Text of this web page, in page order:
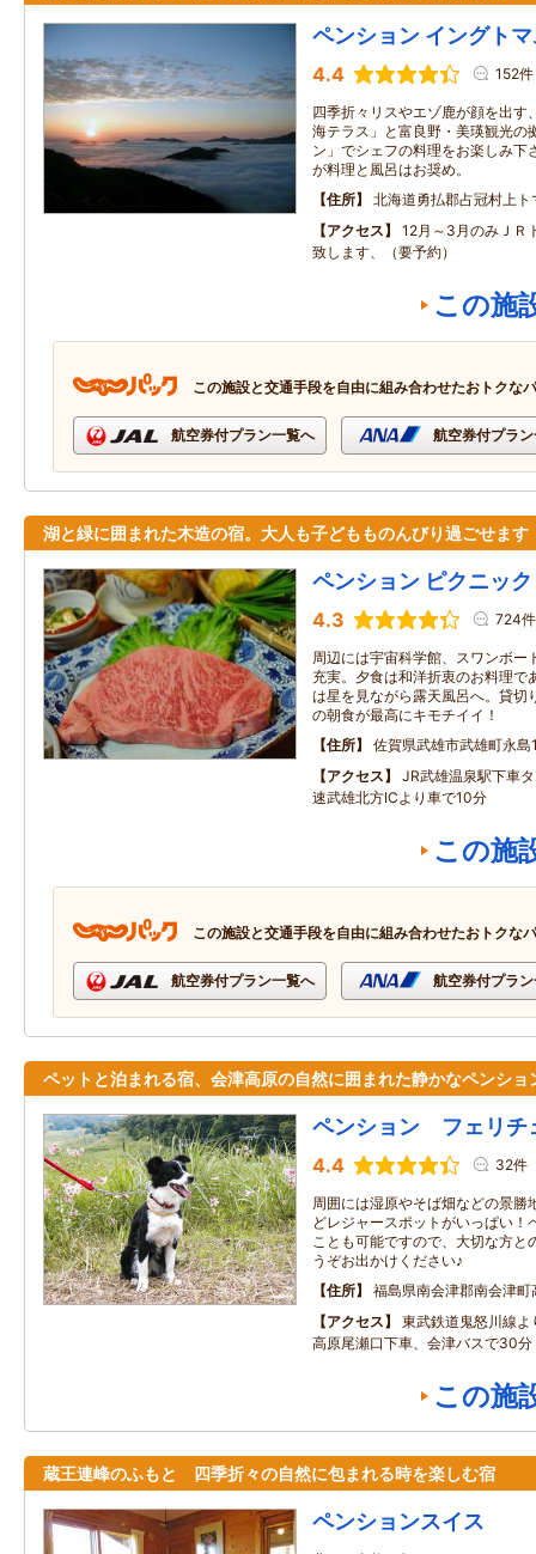
ペンション イングト
4.4 152件
四季折々リスやエゾ鹿が顔を出す
海テラス」と富良野・美瑛観光の
ン」でシェフの料理をお楽しみ下
が料理と風呂はお奨め。
住所
北海道勇払郡占冠村上
アクセス
12月～3月のみＪＲ
致します、（要予約）
この施
この施設と交通手段を自由に組み合わせたおトクな
航空券付プラン一覧へ 航空券付プラ
湖と緑に囲まれた木造の宿。大人も子どもものんびり過ごせます
ペンション ピクニック
4.3 724件
周辺には宇宙科学館、スワンボー
充実。夕食は和洋折衷のお料理で
は星を見ながら露天風呂へ。貸切
の朝食が最高にキモチイイ！
住所
佐賀県武雄市武雄町永
アクセス
JR武雄温泉駅下車
速武雄北方ICより車で10分
この施
この施設と交通手段を自由に組み合わせたおトクな
航空券付プラン一覧へ 航空券付プラ
ペットと泊まれる宿、会津高原の自然に囲まれた静かなペンショ
ペンション フェリチ
4.4 32件
周囲には湿原やそば畑などの景勝
どレジャースポットがいっぱい！
ことも可能ですので、大切な方と
うぞお出かけください♪
住所
福島県南会津郡南会津町
アクセス
東武鉄道鬼怒川線
高原尾瀬口下車、会津バスで30分
この施
蔵王連峰のふもと 四季折々の自然に包まれる時を楽しむ宿
ペンションスイス